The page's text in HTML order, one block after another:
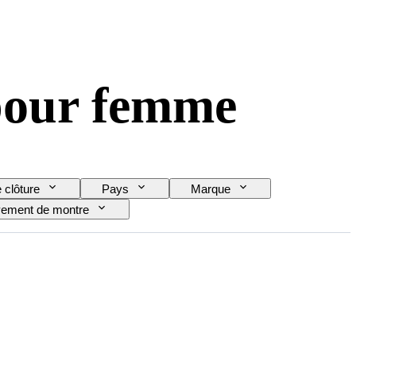
femme
clôture Pays
Marque
de montre